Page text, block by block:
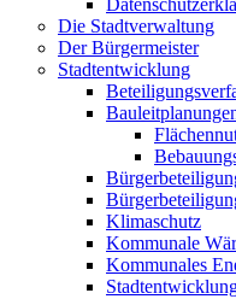
Die Stadtverwaltung
Der Bürgermeister
Stadtentwicklung
Klimaschutz
Kommunale
Kommunales